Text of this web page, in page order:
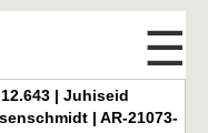
☰
| Juhiseid
| AR-21073-